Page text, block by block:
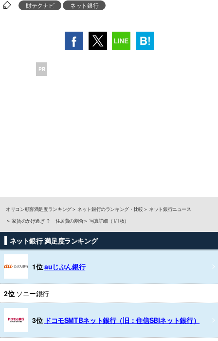
財テクナビ ネット銀行
PR
オリコン顧客満足度ランキング ネット銀行のランキング・比較
ネット銀行ニュース
家賃のかけ過ぎ ？ 住居費の割合
写真詳細（1/1枚）
ネット銀行 満足度ランキング
1位auじぶん銀行
2位 ソニー銀行
3位 ドコモSMTBネット銀行（旧：住信SBIネット銀行）